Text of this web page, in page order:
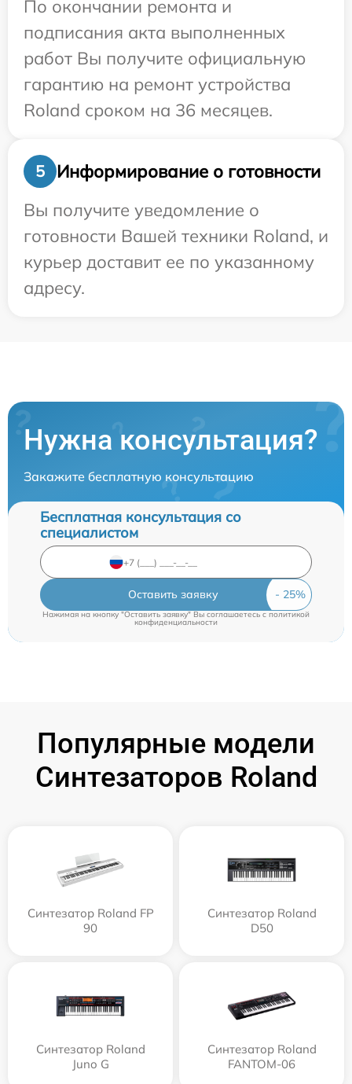
По окончании ремонта и
подписания акта выполненных
работ Вы получите официальную
гарантию на ремонт устройства
Roland сроком на 36 месяцев.
5
Информирование о готовности
Вы получите уведомление о
готовности Вашей техники Roland, и
курьер доставит ее по указанному
адресу.
Нужна консультация?
Закажите бесплатную консультацию
Бесплатная консультация со
специалистом
Оставить заявку
Нажимая на кнопку "Оставить заявку" Вы соглашаетесь cполитикой
конфиденциальности
Популярные модели
Синтезаторов Roland
Синтезатор Roland FP
90
Синтезатор Roland
D50
Синтезатор Roland
Juno G
Синтезатор Roland
FANTOM-06